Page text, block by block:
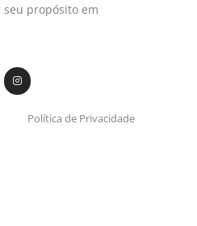
seu propósito em
Política de Privacidade